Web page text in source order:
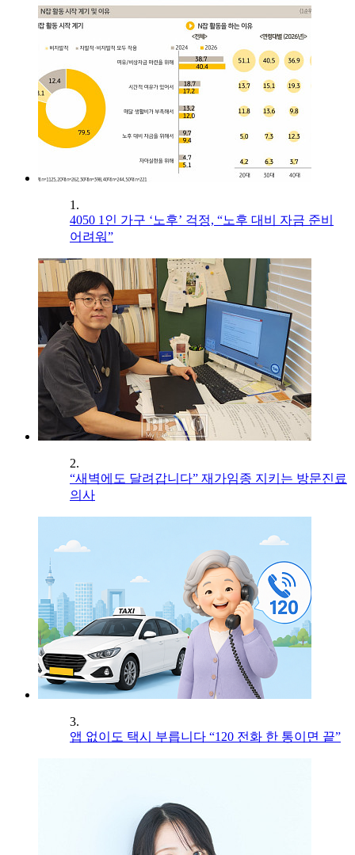
1.
4050 1인 가구 ‘노후’ 걱정, “노후 대비 자금 준비
어려워”
2.
“새벽에도 달려갑니다” 재가임종 지키는 방문진료
의사
3.
앱 없이도 택시 부릅니다 “120 전화 한 통이면 끝”